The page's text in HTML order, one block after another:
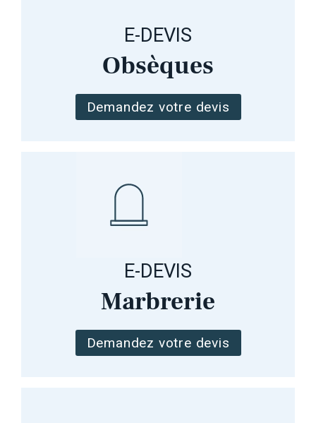
E-DEVIS
Obsèques
Demandez votre devis
E-DEVIS
Marbrerie
Demandez votre devis